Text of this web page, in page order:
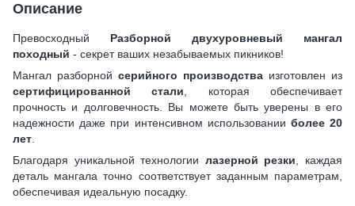
Описание
Превосходный Разборной двухуровневый мангал
походный - секрет ваших незабываемых пикников!
Мангал разборной серийного производства изготовлен из
сертифицированной стали , которая обеспечивает
прочность и долговечность. Вы можете быть уверены в его
надежности даже при интенсивном использовании более 20
лет
Благодаря уникальной технологии лазерной резки , каждая
деталь мангала точно соответствует заданным параметрам,
обеспечивая идеальную посадку.